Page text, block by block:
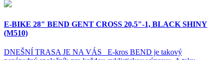
E-BIKE 28" BEND GENT CROSS 20,5"-1, BLACK SHINY
(M510)
DNEŠNÍ TRASA JE NA VÁS E-kros BEND je takový